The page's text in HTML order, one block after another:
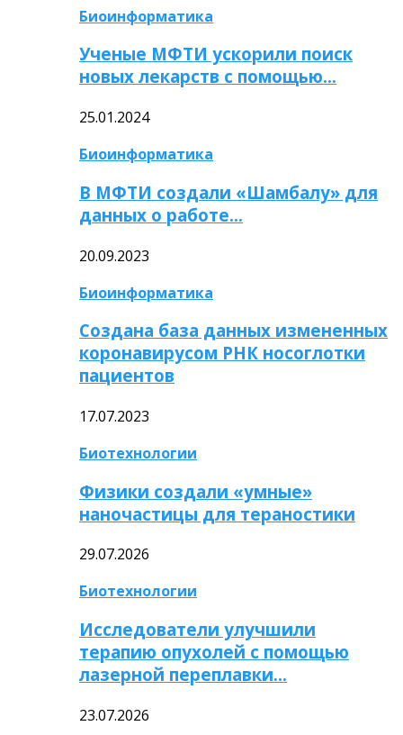
Биоинформатика
Ученые МФТИ ускорили поиск
новых лекарств с помощью…
25.01.2024
Биоинформатика
В МФТИ создали «Шамбалу» для
данных о работе…
20.09.2023
Биоинформатика
Создана база данных измененных
коронавирусом РНК носоглотки
пациентов
17.07.2023
Биотехнологии
Физики создали «умные»
наночастицы для тераностики
29.07.2026
Биотехнологии
Исследователи улучшили
терапию опухолей с помощью
лазерной переплавки…
23.07.2026